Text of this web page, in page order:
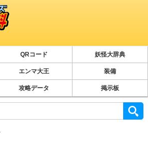
QRコード 妖怪大辞典
エンマ大王 装備
攻略データ 掲示板